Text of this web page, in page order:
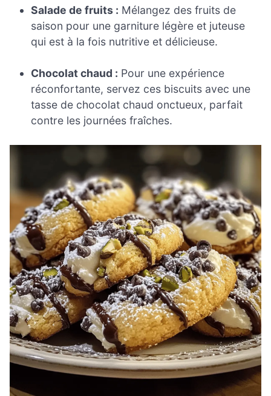
Salade de fruits : Mélangez des fruits de
saison pour une garniture légère et juteuse
qui est à la fois nutritive et délicieuse.
Chocolat chaud : Pour une expérience
réconfortante, servez ces biscuits avec une
tasse de chocolat chaud onctueux, parfait
contre les journées fraîches.